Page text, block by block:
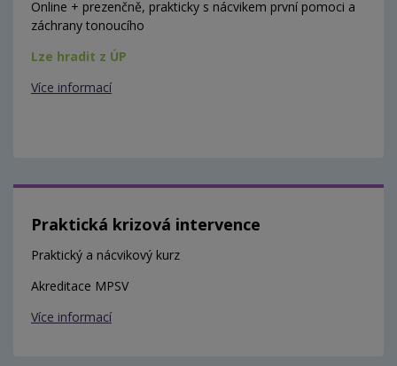
Online + prezenčně, prakticky s nácvikem první pomoci a
záchrany tonoucího
Lze hradit z ÚP
Více informací
Praktická krizová intervence
Praktický a nácvikový kurz
Akreditace MPSV
Více informací